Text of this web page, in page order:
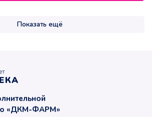
Показать ещё
«ДКМ-ФАРМ»